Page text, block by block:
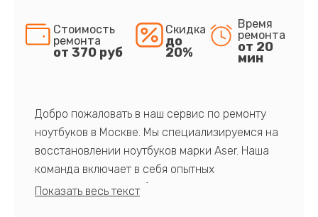
Стоимость
ремонта
от 370 руб
Скидка
до
20%
Время
ремонта
от 20
мин
Добро пожаловать в наш сервис по ремонту
ноутбуков в Москве. Мы специализируемся на
восстановлении ноутбуков марки Aser. Наша
команда включает в себя опытных
профессионалов с обширными знаниями и